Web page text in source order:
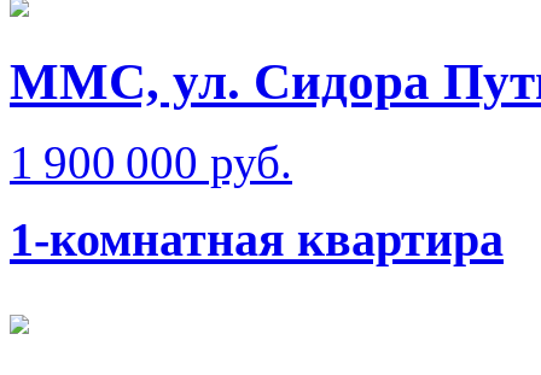
ММС, ул. Сидора
1 900 000 руб.
1-комнатная квартира